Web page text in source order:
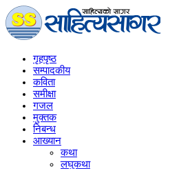
गृहपृष्‍ठ
सम्पादकीय
कविता
समीक्षा
गजल
मुक्तक
निबन्ध
आख्यान
कथा
लघुकथा